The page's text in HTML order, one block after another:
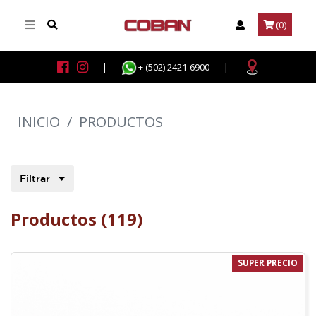
(0)
| + (502) 2421-6900 |
INICIO / PRODUCTOS
Filtrar
Productos (119)
SUPER PRECIO